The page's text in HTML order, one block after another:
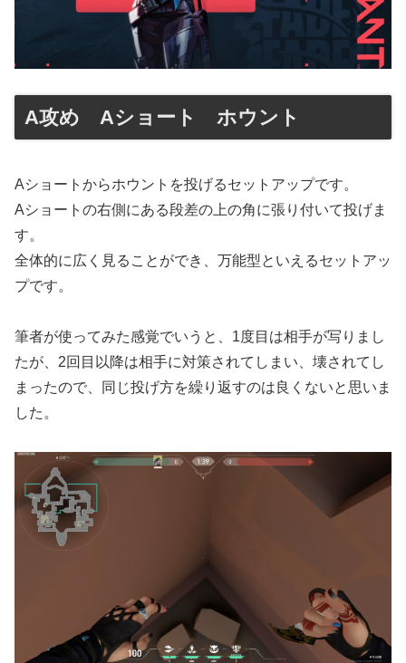
A攻め Aショート ホウント
Aショートからホウントを投げるセットアップです。
Aショートの右側にある段差の上の角に張り付いて投げま
す。
全体的に広く見ることができ、万能型といえるセットアッ
プです。
筆者が使ってみた感覚でいうと、1度目は相手が写りまし
たが、2回目以降は相手に対策されてしまい、壊されてし
まったので、同じ投げ方を繰り返すのは良くないと思いま
した。